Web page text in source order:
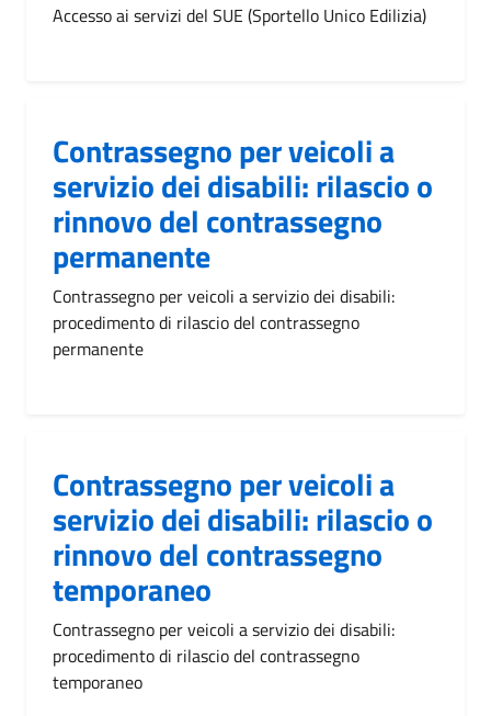
Accesso ai servizi del SUE (Sportello Unico Edilizia)
Contrassegno per veicoli a
servizio dei disabili: rilascio o
rinnovo del contrassegno
permanente
Contrassegno per veicoli a servizio dei disabili:
procedimento di rilascio del contrassegno
permanente
Contrassegno per veicoli a
servizio dei disabili: rilascio o
rinnovo del contrassegno
temporaneo
Contrassegno per veicoli a servizio dei disabili:
procedimento di rilascio del contrassegno
temporaneo